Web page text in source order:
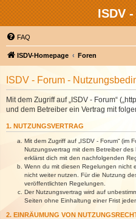
ISDV
FAQ
ISDV-Homepage Foren
ISDV - Forum -
Mit dem Zugriff auf „ISDV - Forum“
und dem Betreiber ein Vertrag mit
1. NUTZUNGSVERTRAG
Mit dem Zugriff auf „ISDV - Forum“ (im
Nutzungsvertrag mit dem Betreiber des
erklärst dich mit den nachfolgenden
Wenn du mit diesen Regelungen nicht
nicht weiter nutzen. Für die Nutzung
veröffentlichten Regelungen.
Der Nutzungsvertrag wird auf
Seiten ohne Einhaltung einer Frist
2. EINRÄUMUNG VON